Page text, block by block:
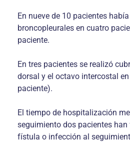
En nueve de 10 pacientes
broncopleurales en cuatro
paciente.
En tres pacientes se realizó
dorsal y el octavo intercostal
paciente).
El tiempo de hospitalización
seguimiento dos pacientes
fístula o infección al